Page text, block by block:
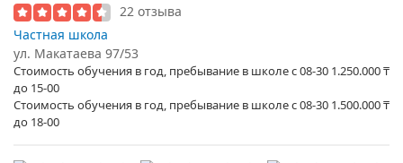
22 отзыва
Частная школа
ул. Макатаева 97/53
Стоимость обучения в год, пребывание в школе с 08-30
до 15-00
1.250.000₸
Стоимость обучения в год, пребывание в школе с 08-30
до 18-00
1.500.000₸